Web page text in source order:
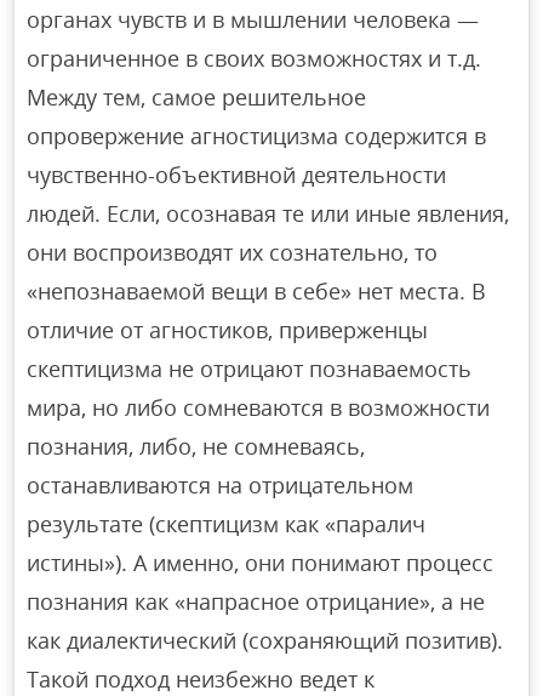
органах чувств и в мышлении человека —
ограниченное в своих возможностях и т.д.
Между тем, самое решительное
опровержение агностицизма содержится в
чувственно-объективной деятельности
людей. Если, осознавая те или иные явления,
они воспроизводят их сознательно, то
«непознаваемой вещи в себе» нет места. В
отличие от агностиков, приверженцы
скептицизма не отрицают познаваемость
мира, но либо сомневаются в возможности
познания, либо, не сомневаясь,
останавливаются на отрицательном
результате (скептицизм как «паралич
истины»). А именно, они понимают процесс
познания как «напрасное отрицание», а не
как диалектический (сохраняющий позитив).
Такой подход неизбежно ведет к